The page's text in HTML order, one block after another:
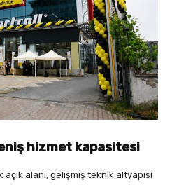
hizmet kapasitesi
alanı, gelişmiş teknik altyapısı